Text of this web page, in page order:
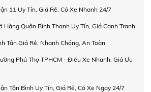
11 Uy Tín, Giá Rẻ, Có Xe Nhanh 24/7
Hàng Quận Bình Thạnh Uy Tín, Giá Cạnh Tranh
Tân Giá Rẻ, Nhanh Chóng, An Toàn
Phú Thọ TPHCM - Điều Xe Nhanh, Giá Ưu
Tân Bình Uy Tín, Giá Rẻ, Có Xe Ngay 24/7